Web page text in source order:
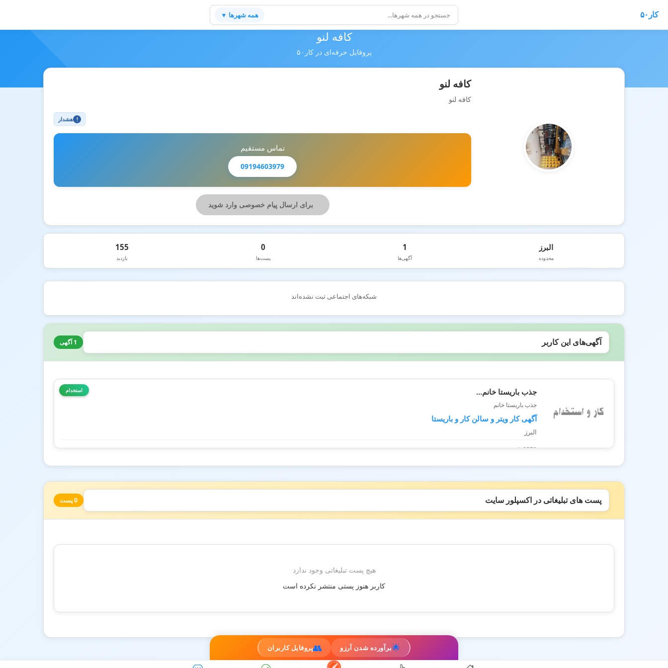
کار۵۰ همه شهرها ▼
🌟برآورده شدن آرزو 👥پروفایل کاربران
کافه لنو
پروفایل حرفه‌ای در کار۵۰
کافه لنو
کافه لنو
! هشدار
تماس مستقیم
09194603979
برای ارسال پیام خصوصی وارد شوید
البرز
محدوده
1
آگهی‌ها
0
پست‌ها
155
بازدید
شبکه‌های اجتماعی ثبت نشده‌اند
آگهی‌های این کاربر 1 آگهی
استخدام جذب باریستا خانم...
جذب باریستا خانم
آگهی کار ویتر و سالن کار و باریستا
البرز
3578 بازدید
پست های تبلیغاتی در اکسپلور سایت 0 پست
هیچ پست تبلیغاتی وجود ندارد
کاربر هنوز پستی منتشر نکرده است